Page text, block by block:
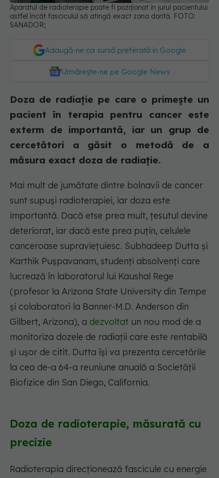
Aparatul de radioterapie poate fi poziționat în jurul pacientului
astfel încât fasciculul să atingă exact zona dorită. FOTO:
SANADOR;
Adaugă-ne ca sursă preferată în Google
Urmărește-ne pe Google News
Doza de radiație pe care o primește un
pacient în terapia pentru cancer este
exterm de importantă, iar un grup de
cercetători a găsit o metodă de a
măsura exact doza de radiație.
Mai mult de jumătate dintre bolnavii de cancer
sunt supuși radioterapiei, iar doza este
importantă. Dacă etse prea mult, țesutul devine
deteriorat, iar dacă este prea puțin, celulele
canceroase supraviețuiesc. Subhadeep Dutta și
Karthik Pușpavanam, studenți absolvenți care
lucrează în laboratorul lui Kaushal Rege
(profesor la Arizona State University din Tempe
și colaboratori la Banner-M.D. Anderson din
Gilbert, Arizona), a dezvoltat un nou mod de a
monitoriza dozele de radiații care este rentabilă
și ușor de citit. Dutta își va prezenta cercetările
la cea de-a 64-a reuniune anuală a Societății
Biofizice din San Diego, California.
Doza de radioterapie, măsurată cu
precizie
Radioterapia direcționează fascicule cu energie